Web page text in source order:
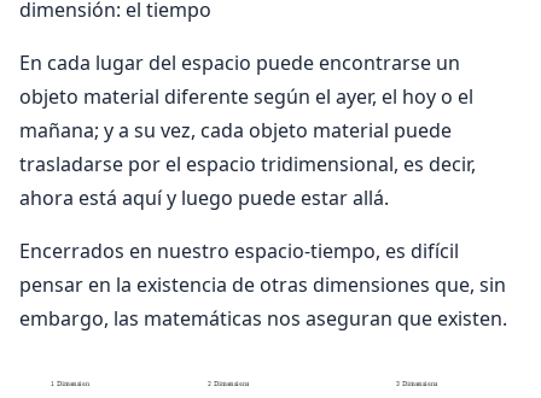
dimensión: el tiempo
En cada lugar del espacio puede encontrarse un
objeto material diferente según el ayer, el hoy o el
mañana; y a su vez, cada objeto material puede
trasladarse por el espacio tridimensional, es decir,
ahora está aquí y luego puede estar allá.
Encerrados en nuestro espacio-tiempo, es difícil
pensar en la existencia de otras dimensiones que, sin
embargo, las matemáticas nos aseguran que existen.